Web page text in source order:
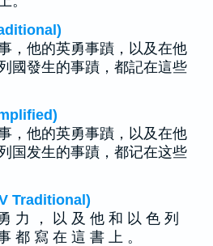
，他的英勇事蹟，以及在他
國發生的事蹟，都記在這些
，他的英勇事蹟，以及在他
国发生的事蹟，都记在这些
Traditional)
力 ， 以 及 他 和 以 色 列
都 寫 在 這 書 上 。